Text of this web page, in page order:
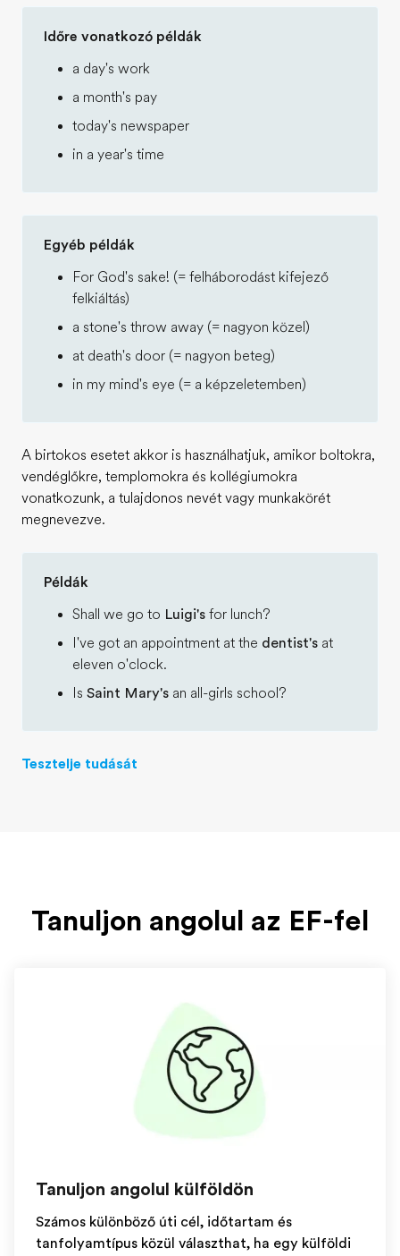
Időre vonatkozó példák
a day's work
a month's pay
today's newspaper
in a year's time
Egyéb példák
For God's sake! (= felháborodást kifejező
felkiáltás)
a stone's throw away (= nagyon közel)
at death's door (= nagyon beteg)
in my mind's eye (= a képzeletemben)
A birtokos esetet akkor is használhatjuk, amikor boltokra,
vendéglőkre, templomokra és kollégiumokra
vonatkozunk, a tulajdonos nevét vagy munkakörét
megnevezve.
Példák
Shall we go to Luigi's for lunch?
I've got an appointment at the dentist's at
eleven o'clock.
Is Saint Mary's an all-girls school?
Tesztelje tudását
Tanuljon angolul az EF-fel
Tanuljon angolul külföldön
Számos különböző úti cél, időtartam és
tanfolyamtípus közül választhat, ha egy külföldi